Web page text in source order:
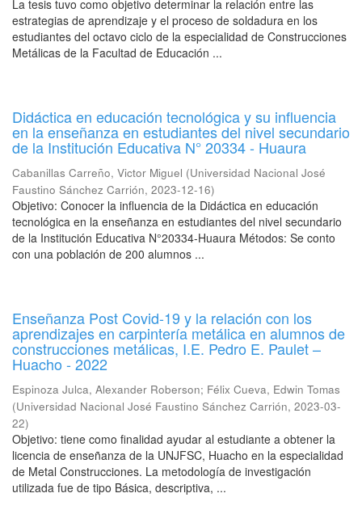
La tesis tuvo como objetivo determinar la relación entre las
estrategias de aprendizaje y el proceso de soldadura en los
estudiantes del octavo ciclo de la especialidad de Construcciones
Metálicas de la Facultad de Educación ...
Didáctica en educación tecnológica y su influencia
en la enseñanza en estudiantes del nivel secundario
de la Institución Educativa N° 20334 - Huaura
Cabanillas Carreño, Victor Miguel (Universidad Nacional José
Faustino Sánchez Carrión, 2023-12-16)
Objetivo: Conocer la influencia de la Didáctica en educación
tecnológica en la enseñanza en estudiantes del nivel secundario
de la Institución Educativa N°20334-Huaura Métodos: Se conto
con una población de 200 alumnos ...
Enseñanza Post Covid-19 y la relación con los
aprendizajes en carpintería metálica en alumnos de
construcciones metálicas, I.E. Pedro E. Paulet –
Huacho - 2022
Espinoza Julca, Alexander Roberson; Félix Cueva, Edwin Tomas
(Universidad Nacional José Faustino Sánchez Carrión, 2023-03-
22)
Objetivo: tiene como finalidad ayudar al estudiante a obtener la
licencia de enseñanza de la UNJFSC, Huacho en la especialidad
de Metal Construcciones. La metodología de investigación
utilizada fue de tipo Básica, descriptiva, ...